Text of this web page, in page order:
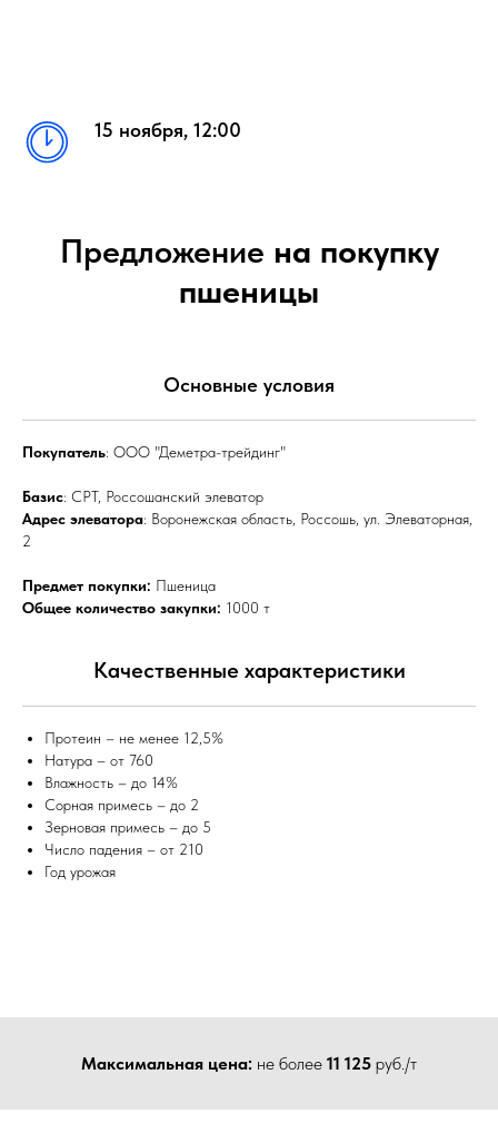
15 ноября, 12:00
Предложение на покупку
пшеницы
Основные условия
Покупатель: ООО "Деметра-трейдинг"
Базис: CPT, Россошанский элеватор
Адрес элеватора: Воронежская область, Россошь, ул. Элеваторная,
2
Предмет покупки: Пшеница
Общее количество закупки: 1000 т
Качественные характеристики
Протеин – не менее 12,5%
Натура – от 760
Влажность – до 14%
Сорная примесь – до 2
Зерновая примесь – до 5
Число падения – от 210
Год урожая
Максимальная цена: не более 11 125 руб./т